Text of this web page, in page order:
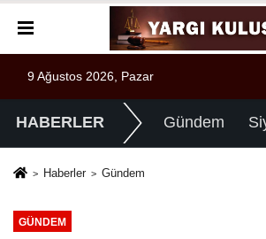
9 Ağustos 2026, Pazar
HABERLER Gündem
Haberler Gündem
GÜNDEM